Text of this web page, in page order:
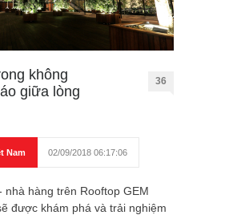
không
giữa lòng
36
Nam 02/09/2018 06:17:06
nhà hàng trên Rooftop GEM
được khám phá và trải nghiệm